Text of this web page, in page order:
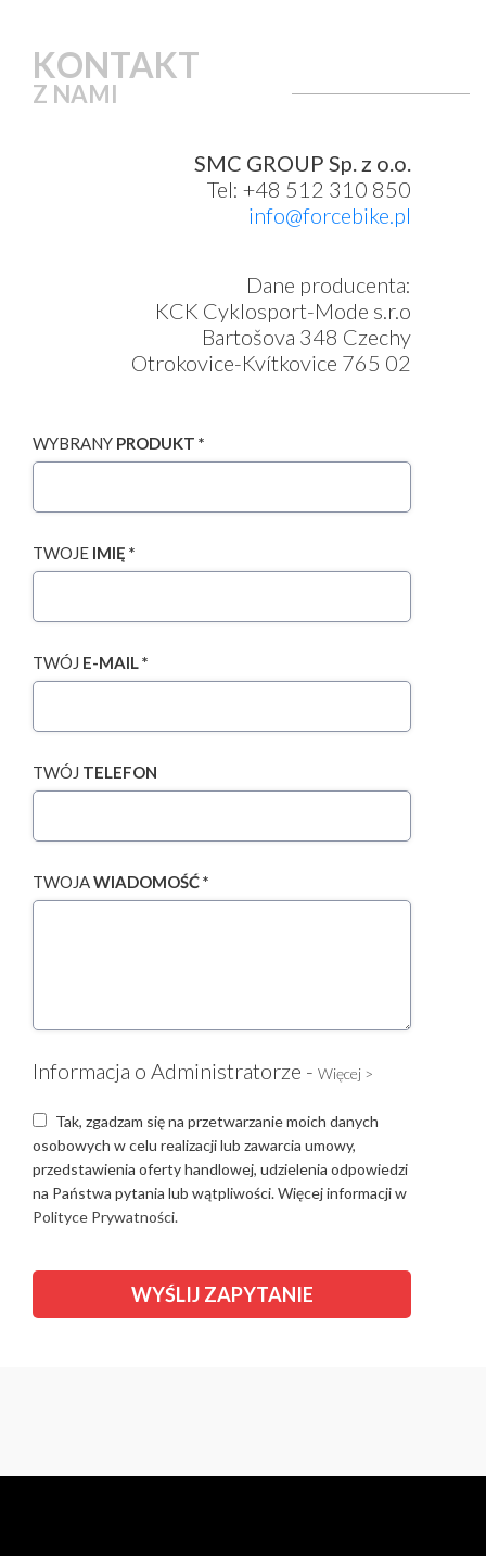
KONTAKT
Z NAMI
SMC GROUP Sp. z o.o.
Tel: +48 512 310 850
info@forcebike.pl
Dane producenta:
KCK Cyklosport-Mode s.r.o
Bartošova 348 Czechy
Otrokovice-Kvítkovice 765 02
WYBRANY PRODUKT *
TWOJE IMIĘ *
TWÓJ E-MAIL *
TWÓJ TELEFON
TWOJAWIADOMOŚĆ *
Informacja o Administratorze - Więcej >
Tak, zgadzam się na przetwarzanie moich danych
osobowych w celu realizacji lub zawarcia umowy,
przedstawienia oferty handlowej, udzielenia odpowiedzi
na Państwa pytania lub wątpliwości. Więcej informacji w
Polityce Prywatności.